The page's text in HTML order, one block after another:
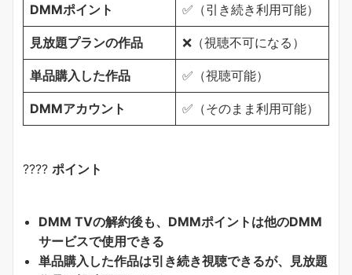
DMMポイント ✅（引き続き利用可能）
見放題プランの作品 ❌（視聴不可になる）
単品購入した作品 ✅（視聴可能）
DMMアカウント ✅（そのまま利用可能）
???? ポイント
DMM TVの解約後も、DMMポイントは他のDMM
サービスで使用できる
単品購入した作品は引き続き視聴できるが、見放題